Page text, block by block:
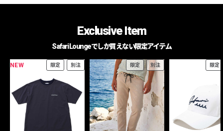
Exclusive Item
Safari Loungeでしか買えない限定アイテム
NEW 限定 別注 限定 別注 限定